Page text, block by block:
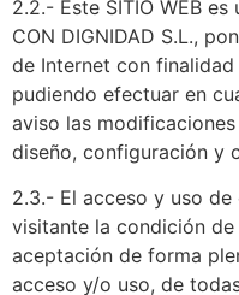
2.2.- Este SITIO WEB
CON DIGNIDAD S.L.,
de Internet con
pudiendo efectuar en
aviso las
diseño, configuración y
2.3.- El acceso y uso de
visitante la condición de
aceptación de forma
acceso y/o uso, de